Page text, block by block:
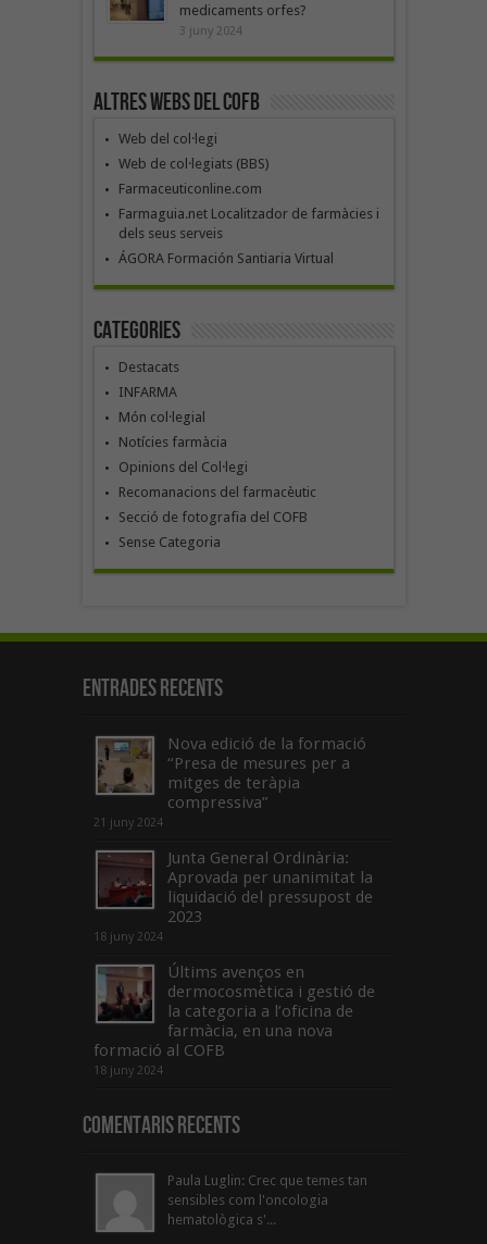
medicaments orfes?
3 juny 2024
Altres webs del COFB
Web del col·legi
Web de col·legiats (BBS)
Farmaceuticonline.com
Farmaguia.net Localitzador de farmàcies i
dels seus serveis
ÁGORA Formación Santiaria Virtual
Categories
Destacats
INFARMA
Món col·legial
Notícies farmàcia
Opinions del Col·legi
Recomanacions del farmacèutic
Secció de fotografia del COFB
Sense Categoria
Entrades recents
Nova edició de la formació
“Presa de mesures per a
mitges de teràpia
compressiva”
21 juny 2024
Junta General Ordinària:
Aprovada per unanimitat la
liquidació del pressupost de
2023
18 juny 2024
Últims avenços en
dermocosmètica i gestió de
la categoria a l’oficina de
farmàcia, en una nova
formació al COFB
18 juny 2024
Comentaris Recents
Paula Luglin: Crec que temes tan
sensibles com l'oncologia
hematològica s'...